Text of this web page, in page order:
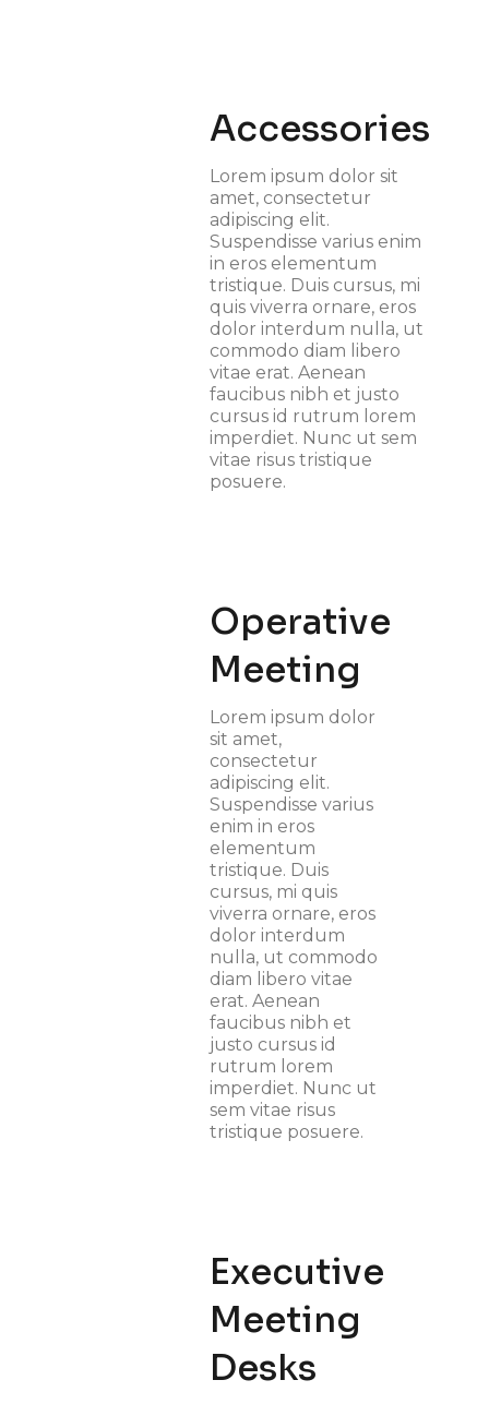
Accessories
Lorem ipsum dolor sit
amet, consectetur
adipiscing elit.
Suspendisse varius enim
in eros elementum
tristique. Duis cursus, mi
quis viverra ornare, eros
dolor interdum nulla, ut
commodo diam libero
vitae erat. Aenean
faucibus nibh et justo
cursus id rutrum lorem
imperdiet. Nunc ut sem
vitae risus tristique
posuere.
Operative
Meeting
Lorem ipsum dolor
sit amet,
consectetur
adipiscing elit.
Suspendisse varius
enim in eros
elementum
tristique. Duis
cursus, mi quis
viverra ornare, eros
dolor interdum
nulla, ut commodo
diam libero vitae
erat. Aenean
faucibus nibh et
justo cursus id
rutrum lorem
imperdiet. Nunc ut
sem vitae risus
tristique posuere.
Executive
Meeting
Desks